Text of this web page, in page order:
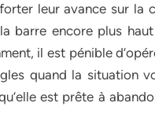
leur avance sur la
barre encore plus
il est pénible
quand la situation
est prête à